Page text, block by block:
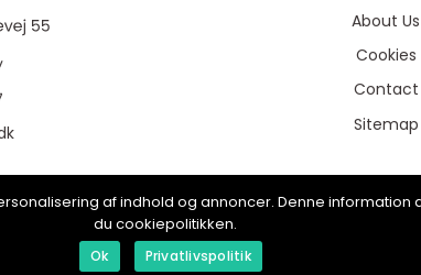
About Us
Cookies
Contact
Sitemap
af indhold og annoncer. Denne
du cookiepolitikken.
Ok Privatlivspolitik